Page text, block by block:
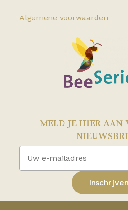
Algemene voorwaarden
MELD JE HIER AAN